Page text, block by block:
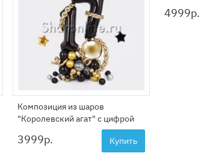
Композиция из шаров
"Королевский агат" с цифрой
3999р. Купить
4999р.